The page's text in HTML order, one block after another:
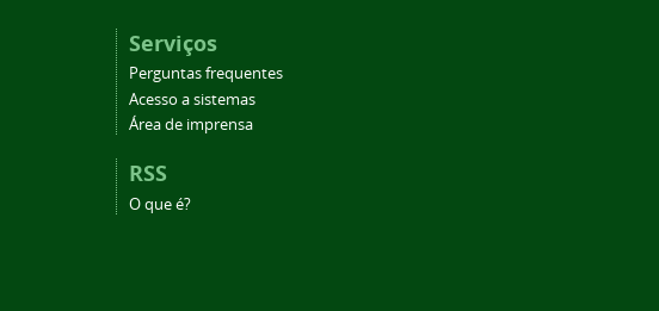
Serviços
Perguntas frequentes
Acesso a sistemas
Área de imprensa
RSS
O que é?